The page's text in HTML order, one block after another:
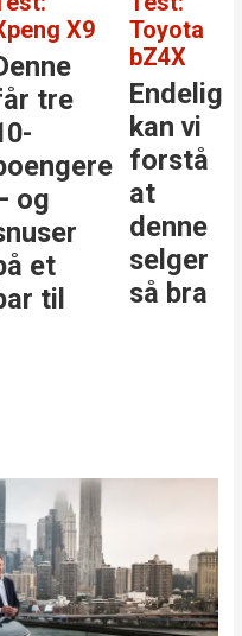
X9
tre
og
et
til
Toyota
bZ4X
Endelig
kan vi
forstå
at
denne
selger
så bra